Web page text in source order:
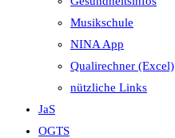
Musikschule
NINA App
Qualirechner (Excel)
nützliche Links
JaS
OGTS